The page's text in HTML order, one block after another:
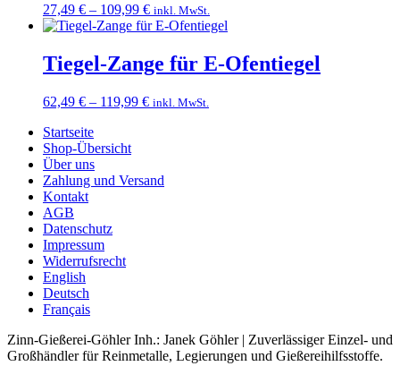
27,49 € – 109,99 €Preisspanne:
27,49 €
109,99 €
inkl. MwSt.
Tiegel-Zange für E-Ofentiegel
62,49 € – 119,99 €Preisspanne:
inkl. MwSt.
Startseite
Shop-Übersicht
Über uns
Zahlung und Versand
Kontakt
AGB
Datenschutz
Impressum
Widerrufsrecht
English
Deutsch
Français
Zinn-Gießerei-Göhler Inh.: Janek Göhler | Zuverlässiger Einzel- und
Großhändler für Reinmetalle, Legierungen und Gießereihilfsstoffe.